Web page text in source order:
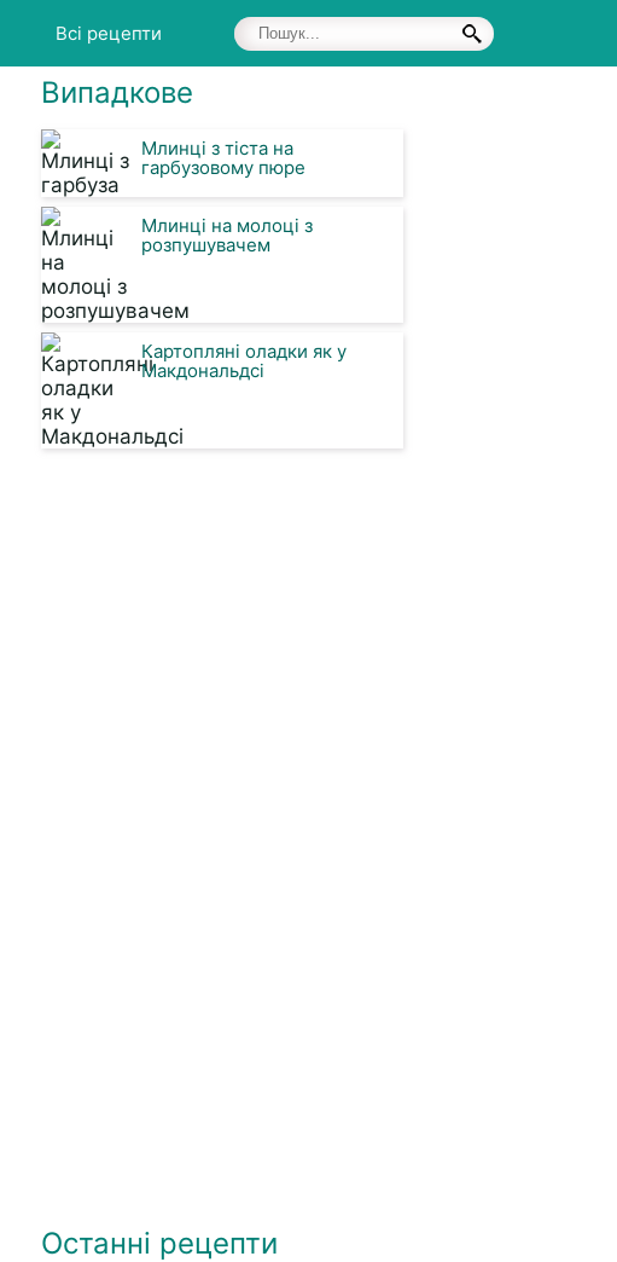
Всі рецепти
Випадкове
Млинці з тіста на
гарбузовому пюре
Млинці на молоці з
розпушувачем
Картопляні оладки як у
Макдональдсі
Останні рецепти